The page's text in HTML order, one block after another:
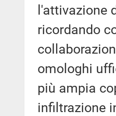
l'attivazione
ricordando
omologhi
più ampia
infiltrazione